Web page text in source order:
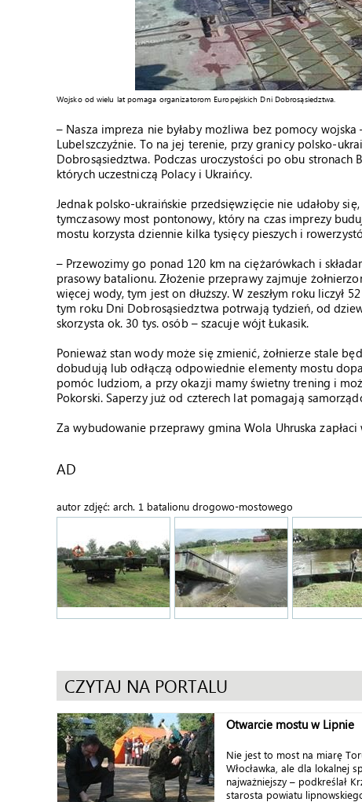
Wojsko od wielu lat pomaga organizatorom Europejskich Dni Dobrosąsiedztwa.
– Nasza impreza nie byłaby możliwa bez pomocy
Lubelszczyźnie. To na jej terenie, przy granicy polsko-
Dobrosąsiedztwa. Podczas uroczystości po obu
których uczestniczą Polacy i Ukraińcy.
Jednak polsko-ukraińskie przedsięwzięcie nie udałoby
tymczasowy most pontonowy, który na czas imprezy
mostu korzysta dziennie kilka tysięcy pieszych i
– Przewozimy go ponad 120 km na ciężarówkach i
prasowy batalionu. Złożenie przeprawy zajmuje
więcej wody, tym jest on dłuższy. W zeszłym roku liczył
tym roku Dni Dobrosąsiedztwa potrwają tydzień, od
skorzysta ok. 30 tys. osób – szacuje wójt Łukasik.
Ponieważ stan wody może się zmienić, żołnierze stale
dobudują lub odłączą odpowiednie elementy mostu
pomóc ludziom, a przy okazji mamy świetny trening i
Pokorski. Saperzy już od czterech lat pomagają
Za wybudowanie przeprawy gmina Wola Uhruska zapłaci
AD
autor zdjęć: arch. 1 batalionu drogowo-mostowego
CZYTAJ NA PORTALU
Otwarcie mostu w Lipnie
Nie jest to most na miarę
Włocławka, ale dla lokalnej
najważniejszy – podkreślał
starosta powiatu